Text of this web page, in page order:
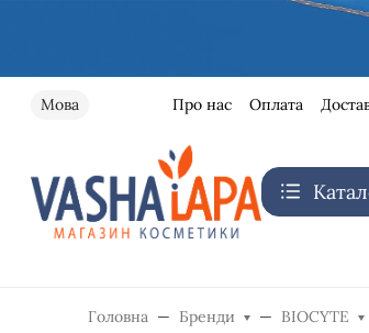
Мова Про нас Оплата
Головна Бренди BIOCYTE